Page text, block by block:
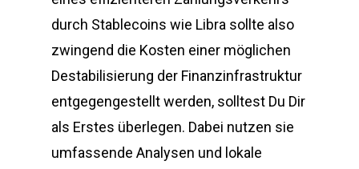
durch Stablecoins wie Libra sollte also
zwingend die Kosten einer möglichen
Destabilisierung der Finanzinfrastruktur
entgegengestellt werden, solltest Du Dir
als Erstes überlegen. Dabei nutzen sie
umfassende Analysen und lokale